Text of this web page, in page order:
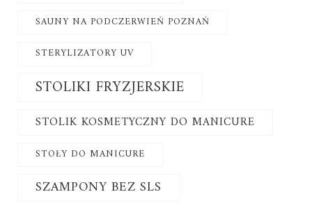
SAUNY NA PODCZERWIEŃ POZNAŃ
STERYLIZATORY UV
STOLIKI FRYZJERSKIE
STOLIK KOSMETYCZNY DO MANICURE
STOŁY DO MANICURE
SZAMPONY BEZ SLS